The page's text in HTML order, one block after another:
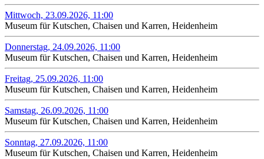
Mittwoch, 23.09.2026, 11:00
Museum für Kutschen, Chaisen und Karren, Heidenheim
Donnerstag, 24.09.2026, 11:00
Museum für Kutschen, Chaisen und Karren, Heidenheim
Freitag, 25.09.2026, 11:00
Museum für Kutschen, Chaisen und Karren, Heidenheim
Samstag, 26.09.2026, 11:00
Museum für Kutschen, Chaisen und Karren, Heidenheim
Sonntag, 27.09.2026, 11:00
Museum für Kutschen, Chaisen und Karren, Heidenheim